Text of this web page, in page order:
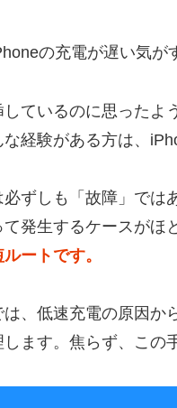
の充電が遅い気
しているのに思ったよ
経験がある方は、
ずしも「故障」では
発生するケースがほ
ートです。
は、低速充電の原因か
ます。焦らず、この